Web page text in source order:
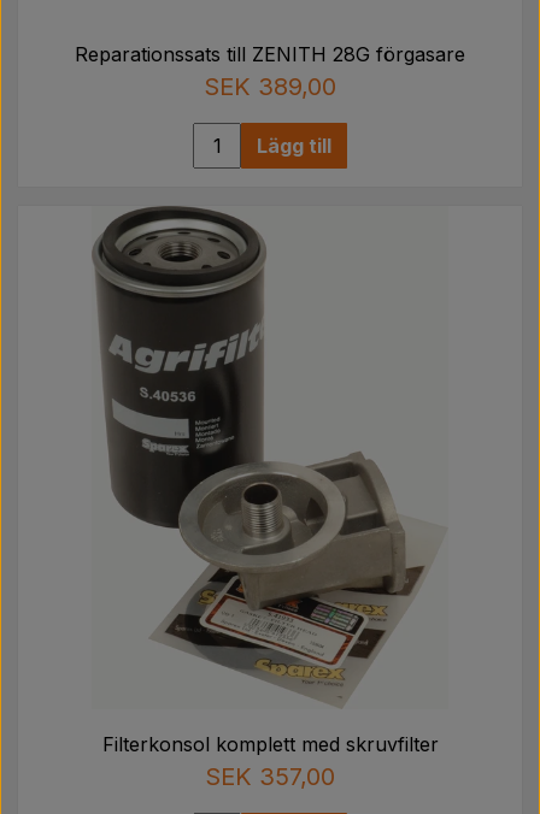
Reparationssats till ZENITH 28G förgasare
SEK 389,00
Lägg till
Filterkonsol komplett med skruvfilter
SEK 357,00